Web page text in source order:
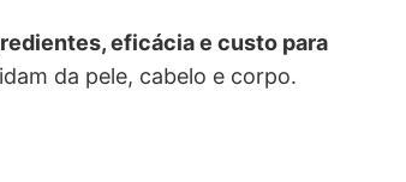
eficácia e custo para
da pele, cabelo e corpo.